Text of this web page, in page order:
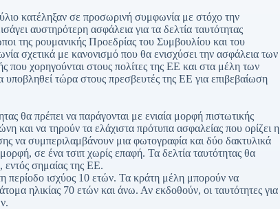
κατέληξαν σε προσωρινή συμφωνία με στόχο την
αυστηρότερη ασφάλεια για τα δελτία ταυτότητας
της ρουμανικής Προεδρίας του Συμβουλίου και του
σχετικά με κανονισμό που θα ενισχύσει την ασφάλεια των
που χορηγούνται στους πολίτες της ΕΕ και στα μέλη των
τώρα στους πρεσβευτές της ΕΕ για επιβεβαίωση
θα πρέπει να παράγονται με ενιαία μορφή πιστωτικής
και να τηρούν τα ελάχιστα πρότυπα ασφαλείας που ορίζει η
να συμπεριλαμβάνουν μια φωτογραφία και δύο δακτυλικά
σε ένα τσιπ χωρίς επαφή. Τα δελτία ταυτότητας θα
σημαίας της ΕΕ.
περίοδο ισχύος 10 ετών. Τα κράτη μέλη μπορούν να
ηλικίας 70 ετών και άνω. Αν εκδοθούν, οι ταυτότητες για